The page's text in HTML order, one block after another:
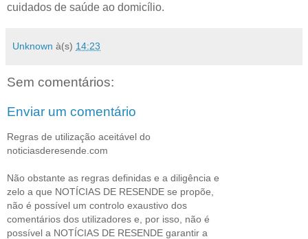
cuidados de saúde ao domicílio.
Unknown à(s) 14:23
Sem comentários:
Enviar um comentário
Regras de utilização aceitável do
noticiasderesende.com
Não obstante as regras definidas e a diligência e
zelo a que NOTÍCIAS DE RESENDE se propõe,
não é possível um controlo exaustivo dos
comentários dos utilizadores e, por isso, não é
possível a NOTÍCIAS DE RESENDE garantir a